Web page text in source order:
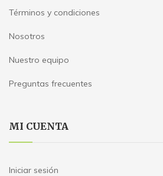
Términos y condiciones
Nosotros
Nuestro equipo
Preguntas frecuentes
MI CUENTA
Iniciar sesión